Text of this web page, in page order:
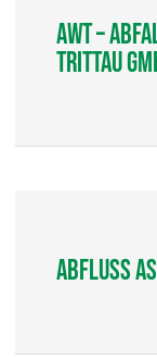
AWT –
Trittau
abfluss